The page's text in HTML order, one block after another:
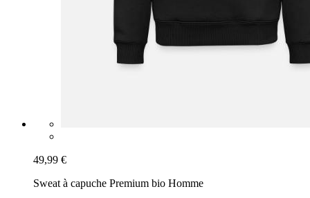
49,99 €
Sweat à capuche Premium bio Homme